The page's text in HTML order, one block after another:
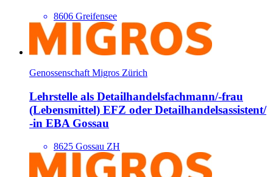
8606 Greifensee
Genossenschaft Migros Zürich
Lehrstelle als Detailhandels­fachmann/​-frau
(Lebensmittel) EFZ oder Detailhandels­assistent/​
-in EBA Gossau
8625 Gossau ZH